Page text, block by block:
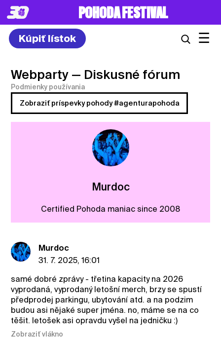
POHODA FESTIVAL
Kúpiť lístok ☰
Webparty — Diskusné fórum
Podmienky používania
Zobraziť príspevky pohody #agenturapohoda
Murdoc
Certified Pohoda maniac since 2008
Murdoc
31. 7. 2025, 16:01
samé dobré zprávy - třetina kapacity na 2026
vyprodaná, vyprodaný letošní merch, brzy se spustí
předprodej parkingu, ubytování atd. a na podzim
budou asi nějaké super jména. no, máme se na co
těšit. letošek asi opravdu vyšel na jedničku :)
Zobraziť vlákno